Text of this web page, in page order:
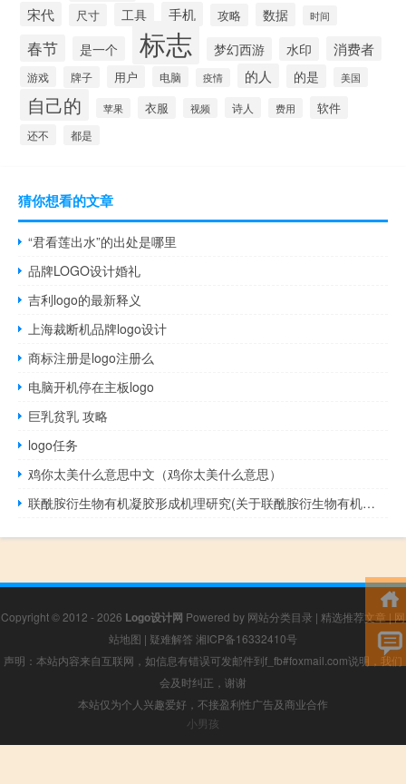
宋代 尺寸 工具 手机 攻略 数据 时间
春节 是一个 标志 梦幻西游 水印 消费者
游戏 牌子 用户 电脑 疫情 的人 的是 美国
自己的 苹果 衣服 视频 诗人 费用 软件
还不 都是
猜你想看的文章
“君看莲出水”的出处是哪里
品牌LOGO设计婚礼
吉利logo的最新释义
上海裁断机品牌logo设计
商标注册是logo注册么
电脑开机停在主板logo
巨乳贫乳 攻略
logo任务
鸡你太美什么意思中文（鸡你太美什么意思）
联酰胺衍生物有机凝胶形成机理研究(关于联酰胺衍生物有机凝胶形成机理研究简述)
Copyright © 2012 - 2026 Logo设计网 Powered by 网站分类目录 | 精选推荐文章 | 网
站地图 | 疑难解答 湘ICP备16332410号
声明：本站内容来自互联网，如信息有错误可发邮件到f_fb#foxmail.com说明，我们
会及时纠正，谢谢
本站仅为个人兴趣爱好，不接盈利性广告及商业合作
小男孩